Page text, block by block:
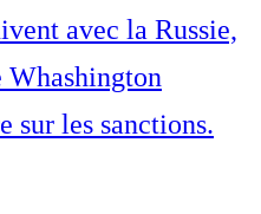
avec la Russie,
Whashington
sur les sanctions.